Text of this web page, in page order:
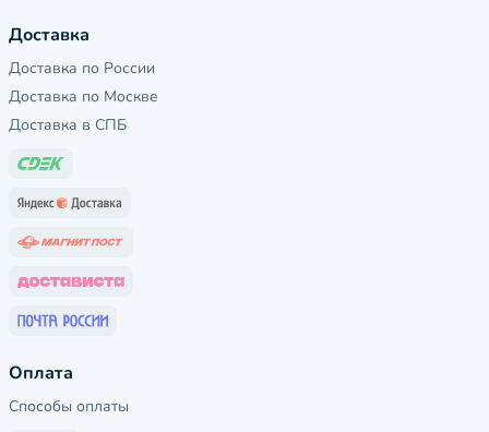
Доставка
Доставка по России
Доставка по Москве
Доставка в СПБ
Оплата
Способы оплаты